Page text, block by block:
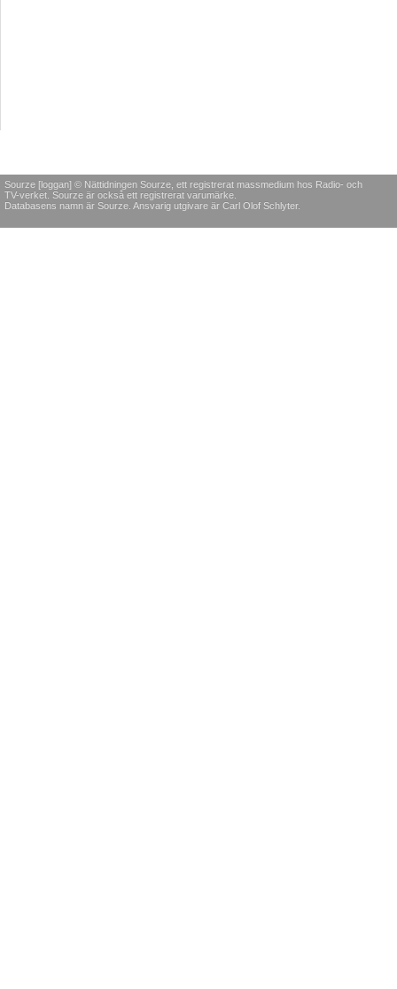
Sourze [loggan] © Nättidningen Sourze, ett registrerat massmedium hos Radio- och
TV-verket. Sourze är också ett registrerat varumärke.
Databasens namn är Sourze. Ansvarig utgivare är Carl Olof Schlyter.